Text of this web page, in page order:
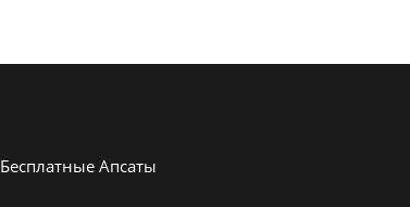
Бесплатные Апсаты